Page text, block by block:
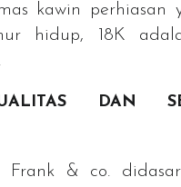
kawin perhiasan
hidup, 18K
DAN
Frank & co.